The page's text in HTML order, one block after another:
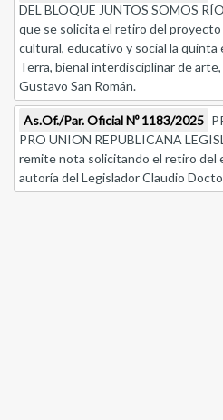
DEL BLOQUE JUNTOS SOMOS
que se solicita el retiro del
cultural, educativo y social la
Terra, bienal interdisciplinar de
Gustavo San Román.
As.Of./Par. Oficial Nº 1183/2025
PRO UNION REPUBLICANA
remite nota solicitando el retiro del
autoría del Legislador Claudio